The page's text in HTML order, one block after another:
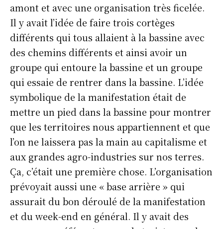
amont et avec une organisation très ficelée.
Il y avait l’idée de faire trois cortèges
différents qui tous allaient à la bassine avec
des chemins différents et ainsi avoir un
groupe qui entoure la bassine et un groupe
qui essaie de rentrer dans la bassine. L’idée
symbolique de la manifestation était de
mettre un pied dans la bassine pour montrer
que les territoires nous appartiennent et que
l’on ne laissera pas la main au capitalisme et
aux grandes agro-industries sur nos terres.
Ça, c’était une première chose. L’organisation
prévoyait aussi une « base arrière » qui
assurait du bon déroulé de la manifestation
et du week-end en général. Il y avait des